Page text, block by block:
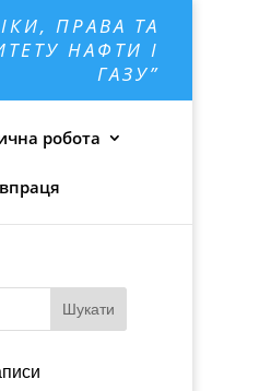
ПРАВА ТА
НАФТИ І
ГАЗУ”
робота